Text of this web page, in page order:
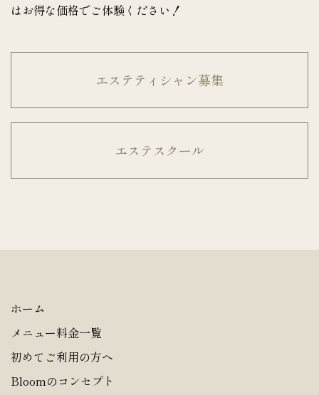
はお得な価格でご体験ください！
エステティシャン募集
エステスクール
ホーム
メニュー料金一覧
初めてご利用の方へ
Bloomのコンセプト